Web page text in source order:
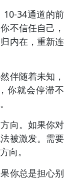
10-34通道的前
不信任自己，
内在，重新连
伴随着未知，
你就会停滞不
向。如果你对
被激发。需要
向。
你总是担心别